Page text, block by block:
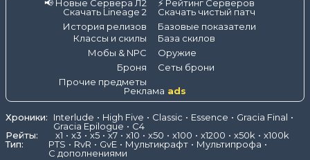
📢 Новые Сервера Л2
⚡ Рейтинг Серверов
Скачать Lineage 2
Скачать чистый патч
История релизов
Базовые показатели
Классы и скилы
База скилов
Мобы & NPC
Оружие
Броня
Сеты брони
Прочие предметы
Реклама ads
Хроники: Interlude High Five Classic Essence
Gracia Final
Gracia Epilogue
C4
Рейты:
x1 x3 x5 x7 x10 x50 x100 x1200 x50k
x100k
Тип:
PTS RvR GvE Мультикрафт
Мультипрофа
С дополнениями